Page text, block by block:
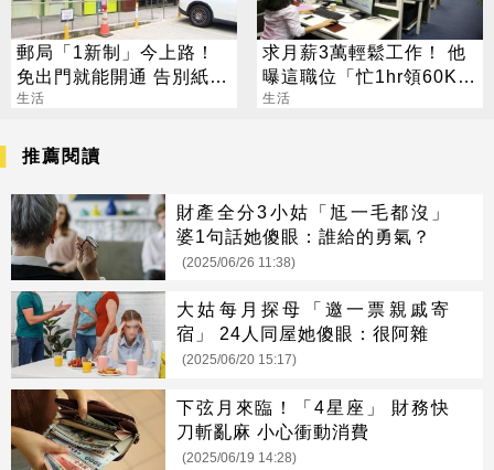
郵局「1新制」今上路！
免出門就能開通 告別紙本
不用跑臨櫃
生活
求月薪3萬輕鬆工作！ 他
曝這職位「忙1hr領60K」
網瘋問：在哪
生活
推薦閱讀
財產全分3小姑「尪一毛都沒」
婆1句話她傻眼：誰給的勇氣？
(2025/06/26 11:38)
大姑每月探母「邀一票親戚寄
宿」 24人同屋她傻眼：很阿雜
(2025/06/20 15:17)
下弦月來臨！「4星座」 財務快
刀斬亂麻 小心衝動消費
(2025/06/19 14:28)